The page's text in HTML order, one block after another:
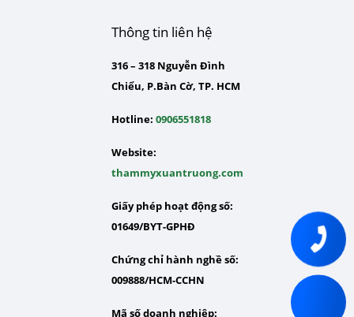
Thông tin liên hệ
316 – 318 Nguyễn Đình
Chiểu, P.Bàn Cờ, TP. HCM
Hotline: 0906551818
Website:
thammyxuantruong.com
Giấy phép hoạt động số:
01649/BYT-GPHĐ
Chứng chỉ hành nghề số:
009888/HCM-CCHN
Mã số doanh nghiệp: